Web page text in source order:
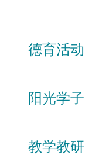
德育活动
阳光学子
教学教研